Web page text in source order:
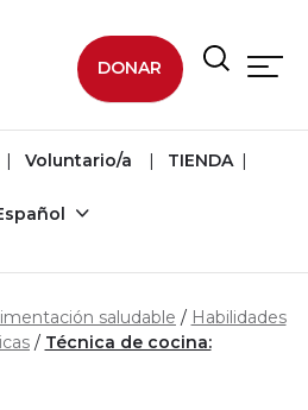
DONAR
Voluntario/a TIENDA
saludable
Habilidades
Técnica de cocina: